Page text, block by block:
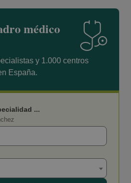
médico
y 1.000 centros
España.
...